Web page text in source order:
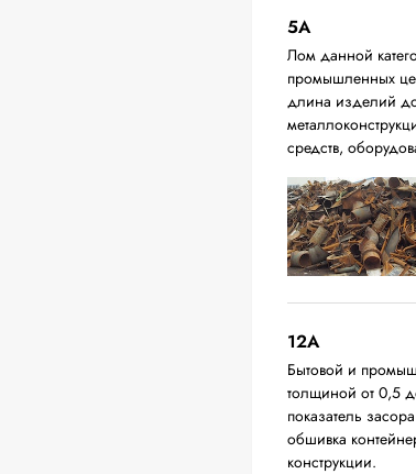
5А
Лом данной
промышленных
длина изделий
средств,
12A
Бытовой и
толщиной от 0,5
показатель
обшивка
конструкции.